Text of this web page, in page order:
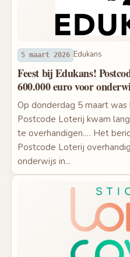
5 maart 2026 Edukans
Feest bij Edukans!
600.000 euro voor
Op donderdag 5 maart
Postcode Loterij kwam
te overhandigen.… Het
Postcode Loterij
onderwijs in...